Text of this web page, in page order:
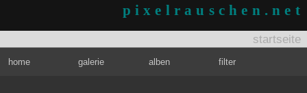
pixelrauschen.net
startseite
home galerie alben filter